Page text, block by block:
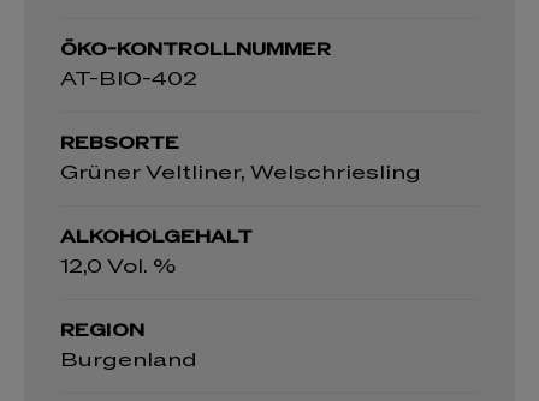
ÖKO-KONTROLLNUMMER
AT-BIO-402
REBSORTE
Grüner Veltliner, Welschriesling
ALKOHOLGEHALT
12,0 Vol. %
REGION
Burgenland